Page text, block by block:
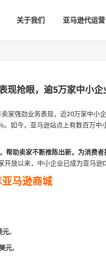
关于我们 亚马逊代运营
现抢眼，逾5万家中小企
家强劲业务表现，近20万家中小
如今，亚马逊站点上有数百万
帮助卖家不断推陈出新，为消费
放以来，中小企业已成为亚马逊
马逊商城
元。
元。